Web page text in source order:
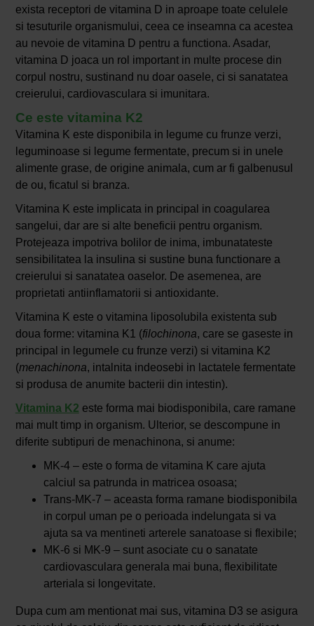
exista receptori de vitamina D in aproape toate celulele
si tesuturile organismului, ceea ce inseamna ca acestea
au nevoie de vitamina D pentru a functiona. Asadar,
vitamina D joaca un rol important in multe procese din
corpul nostru, sustinand nu doar oasele, ci si sanatatea
creierului, cardiovasculara si imunitara.
Ce este vitamina K2
Vitamina K este disponibila in legume cu frunze verzi,
leguminoase si legume fermentate, precum si in unele
alimente grase, de origine animala, cum ar fi galbenusul
de ou, ficatul si branza.
Vitamina K este implicata in principal in coagularea
sangelui, dar are si alte beneficii pentru organism.
Protejeaza impotriva bolilor de inima, imbunatateste
sensibilitatea la insulina si sustine buna functionare a
creierului si sanatatea oaselor. De asemenea, are
proprietati antiinflamatorii si antioxidante.
Vitamina K este o vitamina liposolubila existenta sub
doua forme: vitamina K1 (filochinona, care se gaseste in
principal in legumele cu frunze verzi) si vitamina K2
(menachinona, intalnita indeosebi in lactatele fermentate
si produsa de anumite bacterii din intestin).
Vitamina K2 este forma mai biodisponibila, care ramane
mai mult timp in organism. Ulterior, se descompune in
diferite subtipuri de menachinona, si anume:
MK-4 – este o forma de vitamina K care ajuta
calciul sa patrunda in matricea osoasa;
Trans-MK-7 – aceasta forma ramane biodisponibila
in corpul uman pe o perioada indelungata si va
ajuta sa va mentineti arterele sanatoase si flexibile;
MK-6 si MK-9 – sunt asociate cu o sanatate
cardiovasculara generala mai buna, flexibilitate
arteriala si longevitate.
Dupa cum am mentionat mai sus, vitamina D3 se asigura